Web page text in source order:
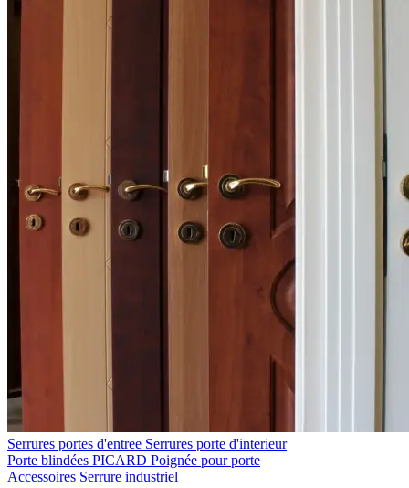
Serrures portes d'entree Serrures porte d'interieur
Porte blindées PICARD Poignée pour porte
Accessoires Serrure industriel